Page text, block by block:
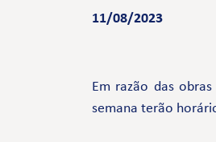
11/08/2023
Em razão das
semana terão